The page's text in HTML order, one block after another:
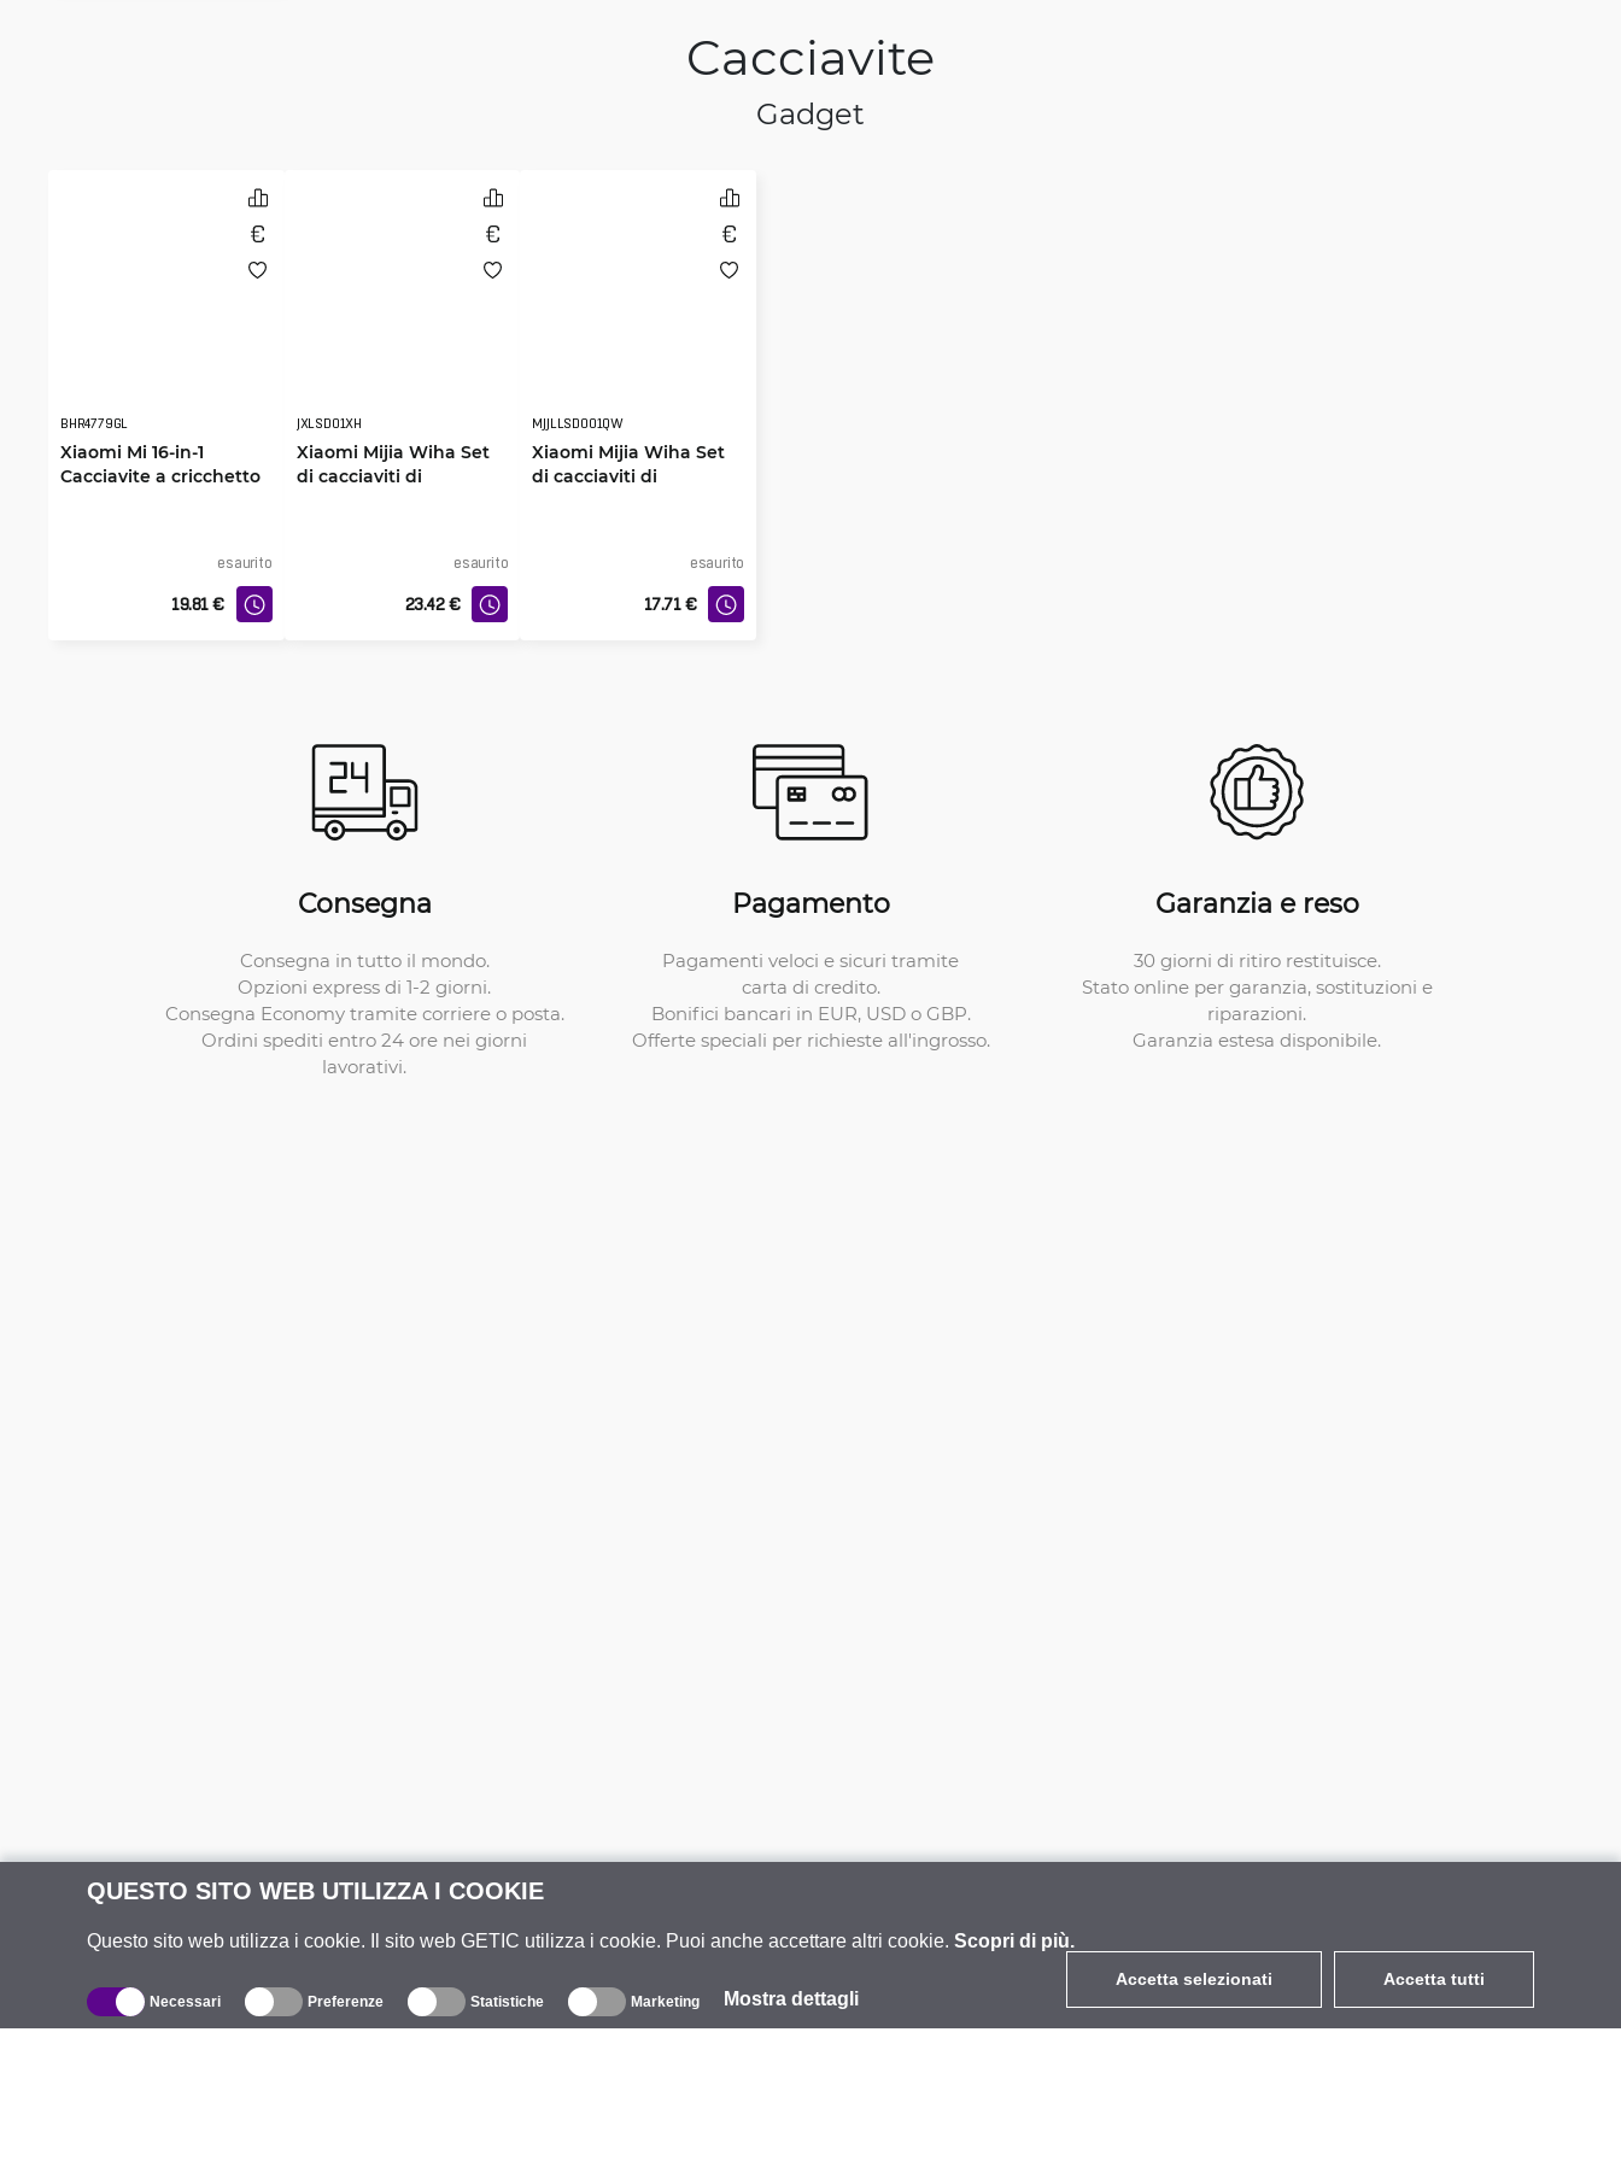
QUESTO SITO WEB UTILIZZA I COOKIE
Questo sito web utilizza i cookie. Il sito web GETIC utilizza i cookie. Puoi anche accettare altri cookie. Scopri di più.
Necessari Preferenze Statistiche Marketing Mostra dettagli
Accetta selezionati Accetta tutti
Cacciavite
Gadget
BHR4779GL
Xiaomi Mi 16-in-1
Cacciavite a cricchetto
esaurito
19.81 €
JXLSD01XH
Xiaomi Mijia Wiha Set
di cacciaviti di
esaurito
23.42 €
MJJLLSD001QW
Xiaomi Mijia Wiha Set
di cacciaviti di
esaurito
17.71 €
Consegna
Consegna in tutto il mondo.
Opzioni express di 1-2 giorni.
Consegna Economy tramite corriere o posta.
Ordini spediti entro 24 ore nei giorni
lavorativi.
Pagamento
Pagamenti veloci e sicuri tramite
carta di credito.
Bonifici bancari in EUR, USD o GBP.
Offerte speciali per richieste all'ingrosso.
Garanzia e reso
30 giorni di ritiro restituisce.
Stato online per garanzia, sostituzioni e
riparazioni.
Garanzia estesa disponibile.